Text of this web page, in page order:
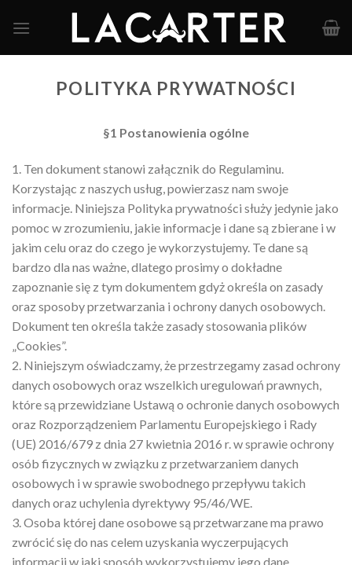
POLITYKA PRYWATNOŚCI
§1 Postanowienia ogólne
1. Ten dokument stanowi załącznik do Regulaminu.
Korzystając z naszych usług, powierzasz nam swoje
informacje. Niniejsza Polityka prywatności służy jedynie jako
pomoc w zrozumieniu, jakie informacje i dane są zbierane i w
jakim celu oraz do czego je wykorzystujemy. Te dane są
bardzo dla nas ważne, dlatego prosimy o dokładne
zapoznanie się z tym dokumentem gdyż określa on zasady
oraz sposoby przetwarzania i ochrony danych osobowych.
Dokument ten określa także zasady stosowania plików
„Cookies”.
2. Niniejszym oświadczamy, że przestrzegamy zasad ochrony
danych osobowych oraz wszelkich uregulowań prawnych,
które są przewidziane Ustawą o ochronie danych osobowych
oraz Rozporządzeniem Parlamentu Europejskiego i Rady
(UE) 2016/679 z dnia 27 kwietnia 2016 r. w sprawie ochrony
osób fizycznych w związku z przetwarzaniem danych
osobowych i w sprawie swobodnego przepływu takich
danych oraz uchylenia dyrektywy 95/46/WE.
3. Osoba której dane osobowe są przetwarzane ma prawo
zwrócić się do nas celem uzyskania wyczerpujących
informacji w jaki sposób wykorzystujemy jego dane